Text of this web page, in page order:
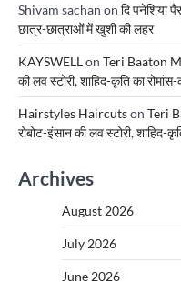
Shivam sachan on दि पनेशिया
छात्र-छात्राओं में खुशी की लहर
KAYSWELLon Teri Baaton
की लव स्टोरी, शाहिद-कृति का
Hairstyles Haircutson Teri
रोबोट-इंसान की लव स्टोरी, शाहिद-
Archives
August 2026
July 2026
June 2026